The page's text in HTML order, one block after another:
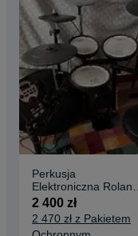
Perkusja
Elektroniczna Roland
TD-11KV
2 400 zł
2 470 zł z Pakietem